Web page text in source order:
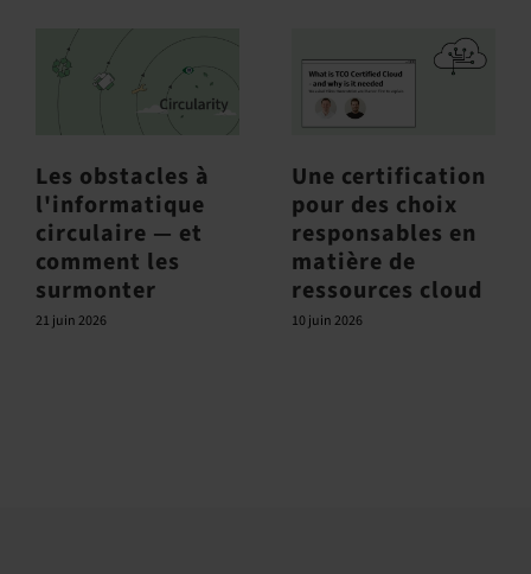
Les obstacles à
l'informatique
circulaire — et
comment les
surmonter
21 juin 2026
Une certification
pour des choix
responsables en
matière de
ressources cloud
10 juin 2026